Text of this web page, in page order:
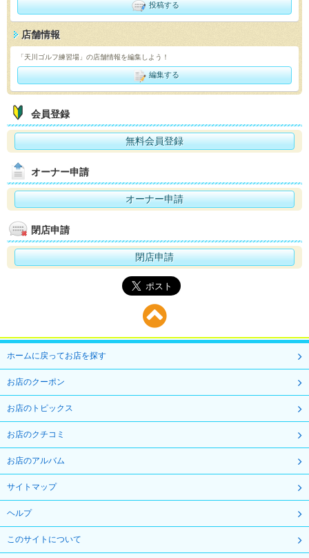
投稿する
店舗情報
「天川ゴルフ練習場」の店舗情報を編集しよう！
編集する
会員登録
無料会員登録
オーナー申請
オーナー申請
閉店申請
閉店申請
ホームに戻ってお店を探す
お店のクーポン
お店のトピックス
お店のクチコミ
お店のアルバム
サイトマップ
ヘルプ
このサイトについて